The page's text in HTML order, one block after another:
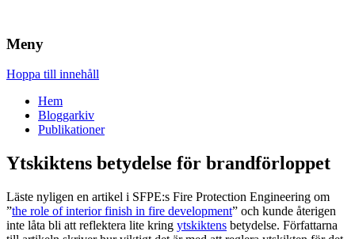
Wuz
Meny
Hoppa till innehåll
Hem
Bloggarkiv
Publikationer
Ytskiktens betydelse för brandförloppet
Läste nyligen en artikel i SFPE:s Fire Protection Engineering om
”the role of interior finish in fire development” och kunde återigen
inte låta bli att reflektera lite kring ytskiktens betydelse. Författarna